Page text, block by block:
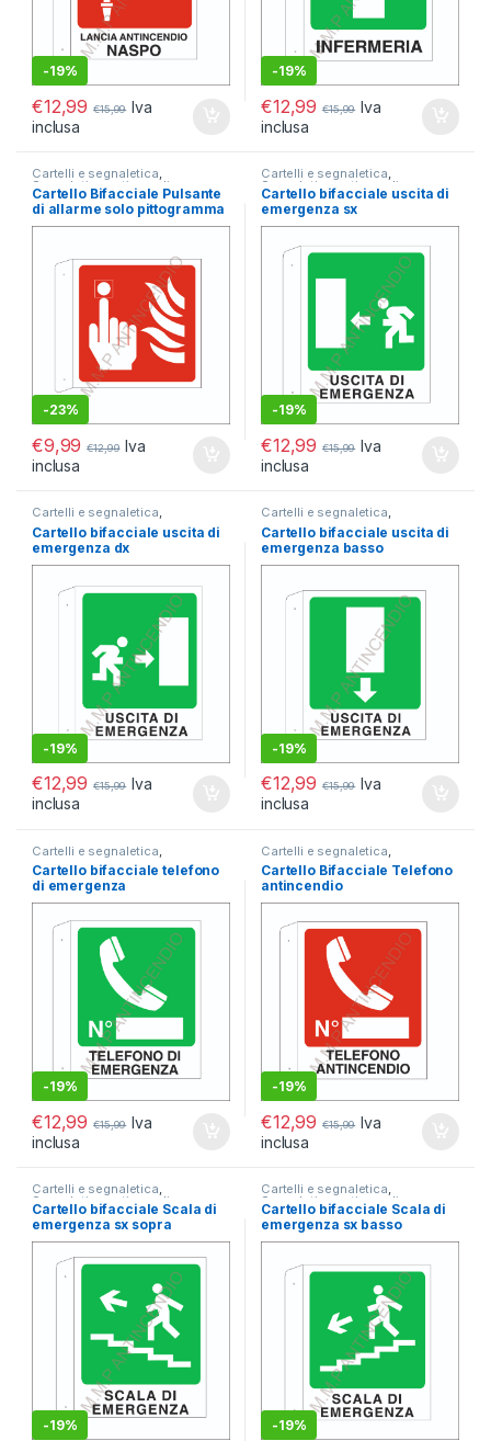
-19%
€12,99 €15,99 Iva
inclusa
-19%
€12,99 €15,99 Iva
inclusa
Cartelli e segnaletica,
Segnaletica antincendio ,
Segnaletica Bifacciale
Cartello Bifacciale Pulsante
di allarme solo pittogramma
-23%
€9,99 €12,99 Iva
inclusa
Cartelli e segnaletica,
Segnaletica antincendio
Segnaletica Bifacciale
Cartello bifacciale uscita di
emergenza sx
-19%
€12,99 €15,99 Iva
inclusa
Cartelli e segnaletica,
Segnaletica antincendio
Segnaletica Bifacciale
Cartello bifacciale uscita di
emergenza dx
-19%
€12,99 €15,99 Iva
inclusa
Cartelli e segnaletica,
Segnaletica antincendio
Segnaletica Bifacciale
Cartello bifacciale uscita di
emergenza basso
-19%
€12,99 €15,99 Iva
inclusa
Cartelli e segnaletica
Segnaletica antincendio,
Segnaletica Bifacciale
Cartello bifacciale telefono
di emergenza
-19%
€12,99 €15,99 Iva
inclusa
Cartelli e segnaletica
Segnaletica antincendio ,
Segnaletica Bifacciale
Cartello Bifacciale Telefono
antincendio
-19%
€12,99 €15,99 Iva
inclusa
Cartelli e segnaletica,
Segnaletica antincendio
Segnaletica Bifacciale
Cartello bifacciale Scala di
emergenza sx sopra
-19%
Cartelli e segnaletica,
Segnaletica antincendio
Segnaletica Bifacciale
Cartello bifacciale Scala di
emergenza sx basso
-19%